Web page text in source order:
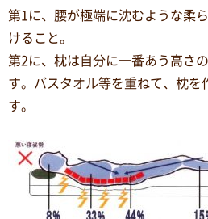
第1に、腰が極端に沈むような柔
けること。
第2に、枕は自分に一番あう高さ
す。バスタオル等を重ねて、枕を
す。